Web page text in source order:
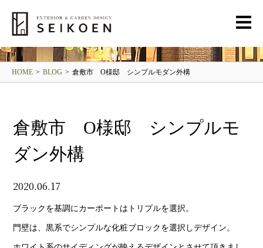
HOME > BLOG > 倉敷市 O様邸 シンプルモダン外構
倉敷市 O様邸 シンプルモ
ダン外構
2020.06.17
ブラックを基調にカーポートはトリプルを選択。
門壁は、黒系でシンプルな化粧ブロックを選択しデザイン。